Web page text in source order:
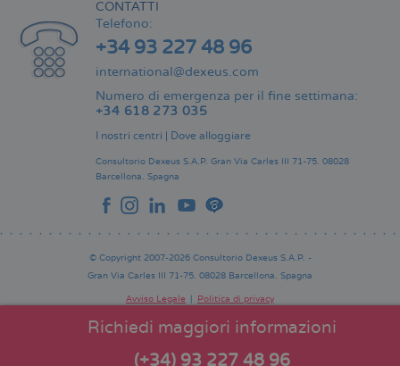
Richiedi maggiori informazioni
(+34) 93 227 48 96
CONTATTI
Telefono:
+34 93 227 48 96
international@dexeus.com
Numero di emergenza per il fine settimana:
+34 618 273 035
I nostri centri | Dove alloggiare
Consultorio Dexeus S.A.P. Gran Via Carles III 71-75. 08028
Barcellona. Spagna
© Copyright 2007-2026 Consultorio Dexeus S.A.P. -
Gran Via Carles III 71-75. 08028 Barcellona. Spagna
de
Avviso Legale
Politica di privacy